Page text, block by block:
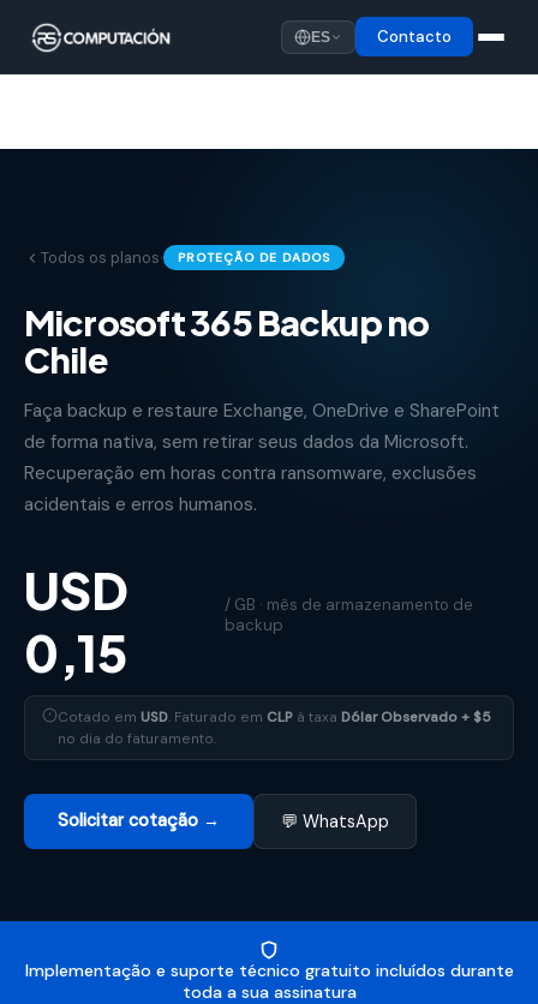
ES Contacto
Todos os planos· PROTEÇÃO DE DADOS
Microsoft 365 Backup no
Chile
Faça backup e restaure Exchange, OneDrive e SharePoint
de forma nativa, sem retirar seus dados da Microsoft.
Recuperação em horas contra ransomware, exclusões
acidentais e erros humanos.
USD
0,15
/ GB · mês de armazenamento de
backup
Cotado em USD. Faturado em CLP à taxa Dólar Observado + $5
no dia do faturamento.
Solicitar cotação → 💬 WhatsApp
Implementação e suporte técnico gratuito incluídos durante
toda a sua assinatura